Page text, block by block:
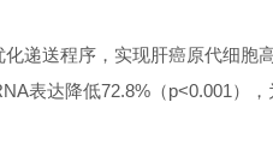
递送程序，实现肝癌原代细
表达降低72.8%（p<0.001）